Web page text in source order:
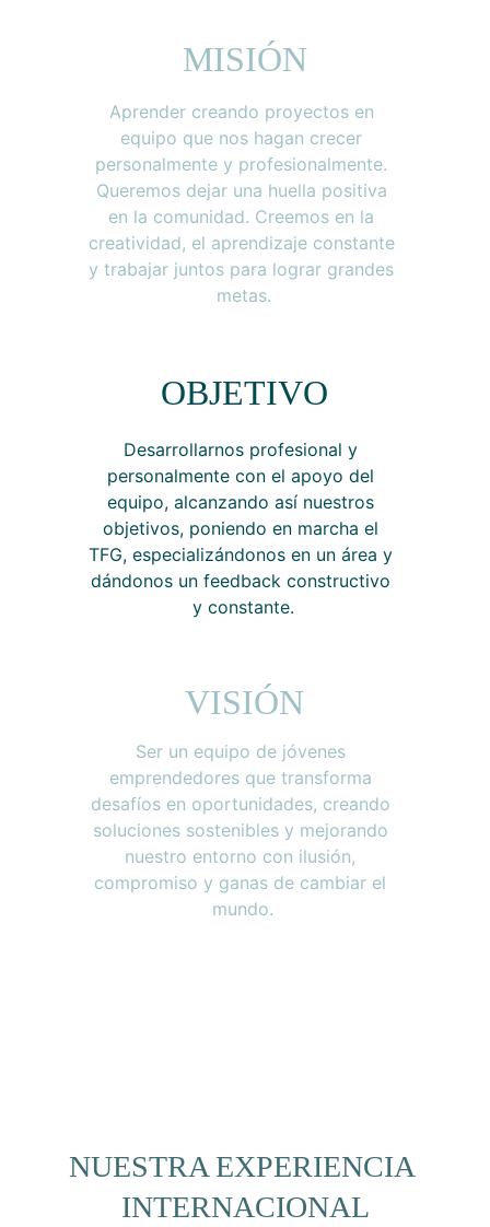
Desarrollarnos profesional y
personalmente con el apoyo del
equipo, alcanzando así nuestros
objetivos, poniendo en marcha el
TFG, especializándonos en un área y
dándonos un feedback constructivo
y constante.
OBJETIVO
Aprender creando proyectos en
equipo que nos hagan crecer
personalmente y profesionalmente.
Queremos dejar una huella positiva
en la comunidad. Creemos en la
creatividad, el aprendizaje constante
y trabajar juntos para lograr grandes
metas.
MISIÓN
VISIÓN
Ser un equipo de jóvenes
emprendedores que transforma
desafíos en oportunidades, creando
soluciones sostenibles y mejorando
nuestro entorno con ilusión,
compromiso y ganas de cambiar el
mundo.
NUESTRA EXPERIENCIA
INTERNACIONAL